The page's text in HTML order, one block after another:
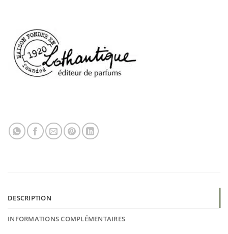
DESCRIPTION
INFORMATIONS COMPLÉMENTAIRES